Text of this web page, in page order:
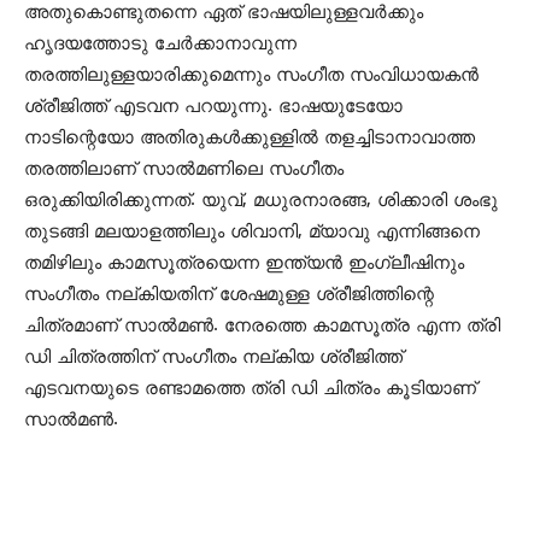
അതുകൊണ്ടുതന്നെ ഏത് ഭാഷയിലുള്ളവര്‍ക്കും
ഹൃദയത്തോടു ചേര്‍ക്കാനാവുന്ന
തരത്തിലുള്ളയാരിക്കുമെന്നും സംഗീത സംവിധായകന്‍
ശ്രീജിത്ത് എടവന പറയുന്നു. ഭാഷയുടേയോ
നാടിന്റെയോ അതിരുകള്‍ക്കുള്ളില്‍ തളച്ചിടാനാവാത്ത
തരത്തിലാണ് സാല്‍മണിലെ സംഗീതം
ഒരുക്കിയിരിക്കുന്നത്. യുവ്, മധുരനാരങ്ങ, ശിക്കാരി ശംഭു
തുടങ്ങി മലയാളത്തിലും ശിവാനി, മ്യാവു എന്നിങ്ങനെ
തമിഴിലും കാമസൂത്രയെന്ന ഇന്ത്യന്‍ ഇംഗ്ലീഷിനും
സംഗീതം നല്കിയതിന് ശേഷമുള്ള ശ്രീജിത്തിന്റെ
ചിത്രമാണ് സാല്‍മണ്‍. നേരത്തെ കാമസൂത്ര എന്ന ത്രി
ഡി ചിത്രത്തിന് സംഗീതം നല്കിയ ശ്രീജിത്ത്
എടവനയുടെ രണ്ടാമത്തെ ത്രി ഡി ചിത്രം കൂടിയാണ്
സാല്‍മണ്‍.